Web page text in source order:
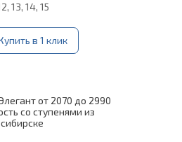
13, 14, 15
мм
25 лет
в 1 клик